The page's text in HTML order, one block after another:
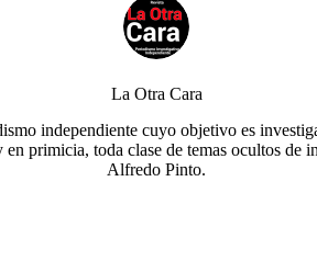
La Otra Cara
independiente cuyo objetivo es
primicia, toda clase de temas ocultos de
Alfredo Pinto.